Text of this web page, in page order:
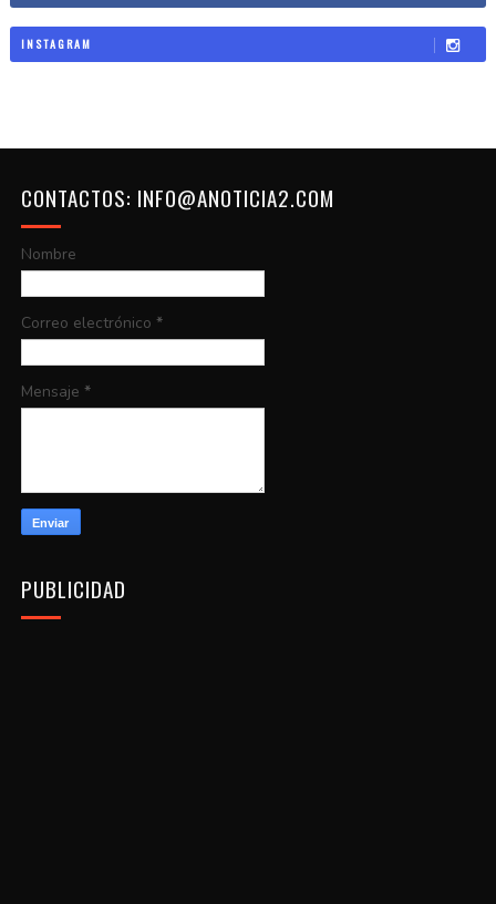
INSTAGRAM
CONTACTOS: INFO@ANOTICIA2.COM
Nombre
Correo electrónico *
Mensaje *
PUBLICIDAD